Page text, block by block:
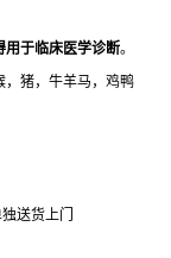
用于临床医学诊断。
，猪，牛羊马，鸡鸭
送货上门